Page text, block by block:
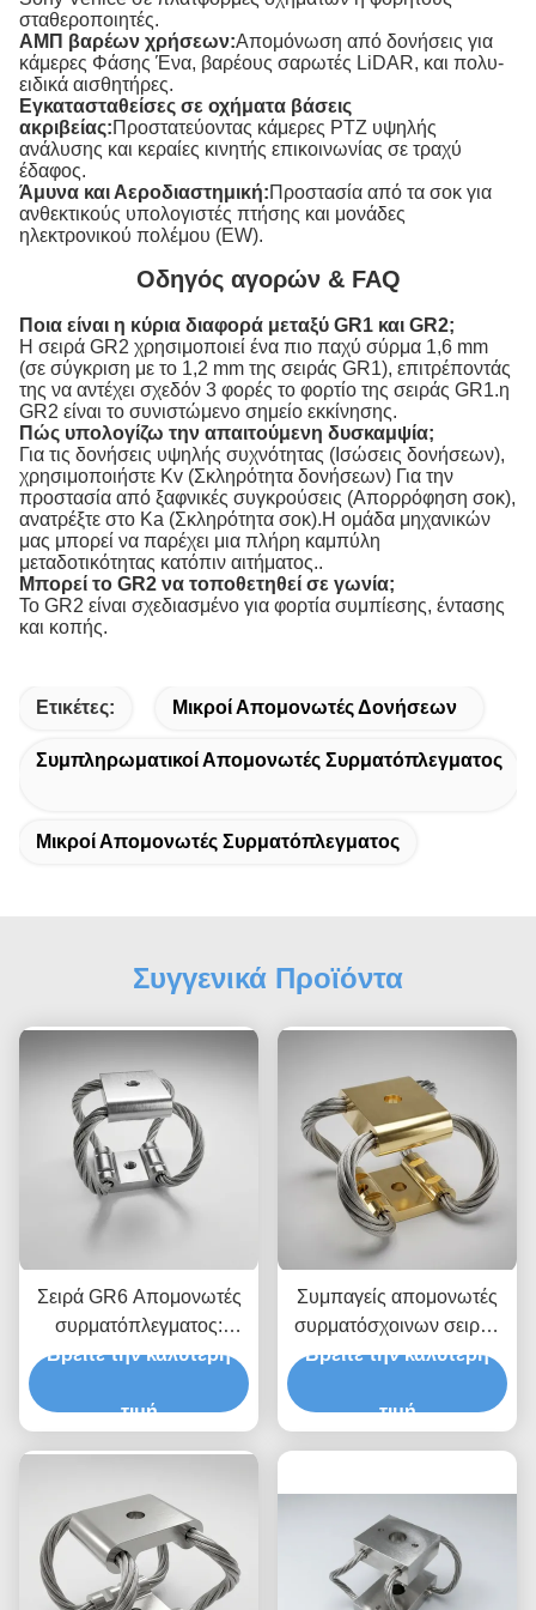
σταθεροποιητές.
ΑΜΠ βαρέων χρήσεων:Απομόνωση από δονήσεις για
κάμερες Φάσης Ένα, βαρέους σαρωτές LiDAR, και πολυ-
ειδικά αισθητήρες.
Εγκατασταθείσες σε οχήματα βάσεις
ακριβείας:Προστατεύοντας κάμερες PTZ υψηλής
ανάλυσης και κεραίες κινητής επικοινωνίας σε τραχύ
έδαφος.
Άμυνα και Αεροδιαστημική:Προστασία από τα σοκ για
ανθεκτικούς υπολογιστές πτήσης και μονάδες
ηλεκτρονικού πολέμου (EW).
Οδηγός αγορών & FAQ
Ποια είναι η κύρια διαφορά μεταξύ GR1 και GR2;
Η σειρά GR2 χρησιμοποιεί ένα πιο παχύ σύρμα 1,6 mm
(σε σύγκριση με το 1,2 mm της σειράς GR1), επιτρέποντάς
της να αντέχει σχεδόν 3 φορές το φορτίο της σειράς GR1.η
GR2 είναι το συνιστώμενο σημείο εκκίνησης.
Πώς υπολογίζω την απαιτούμενη δυσκαμψία;
Για τις δονήσεις υψηλής συχνότητας (Ισώσεις δονήσεων),
χρησιμοποιήστε Kv (Σκληρότητα δονήσεων) Για την
προστασία από ξαφνικές συγκρούσεις (Απορρόφηση σοκ),
ανατρέξτε στο Ka (Σκληρότητα σοκ).Η ομάδα μηχανικών
μας μπορεί να παρέχει μια πλήρη καμπύλη
μεταδοτικότητας κατόπιν αιτήματος..
Μπορεί το GR2 να τοποθετηθεί σε γωνία;
Το GR2 είναι σχεδιασμένο για φορτία συμπίεσης, έντασης
και κοπής.
Ετικέτες: Μικροί Απομονωτές Δονήσεων
Συμπληρωματικοί Απομονωτές Συρματόπλεγματος
Μικροί Απομονωτές Συρματόπλεγματος
Συγγενικά Προϊόντα
Σειρά GR6 Απομονωτές
συρματόπλεγματος:
Τελική Πολυάξια
Απομόνωση από Κρούση
& Δονήσεις
Βρείτε την καλύτερη
τιμή
Συμπαγείς απομονωτές
συρματόσχοινων σειράς
GR5 (διάμετρος
Βρείτε την καλύτερη
τιμή